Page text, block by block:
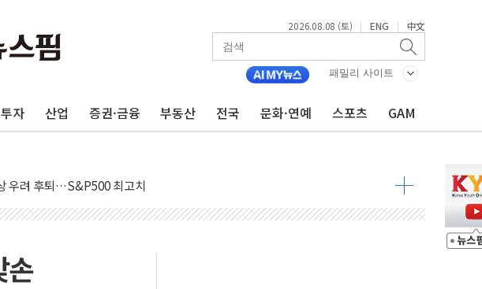
2026.08.08 (토) | ENG | 中文
패밀리 사이트
자 산업 증권·금융 부동산 전국 문화·연예 스포츠 GAM
표...'김민석 재역전 vs 정청래 격차 확대'
짠다…'자율규제단체' 타진
…"26일까지 의혹 소명" 요구
연준 금리 인상 가능성 낮아지며 상승… STOXX 600 지수는 나흘 연속 최고치
위협정' 체결… 이스라엘·이란 위협에 맞설 자체 억지력 강화
토…"이르면 다음 주"
손